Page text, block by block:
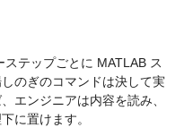
ステップごとに MATLAB ス
のぎのコマンドは決して実
エンジニアは内容を読み、
に置けます。